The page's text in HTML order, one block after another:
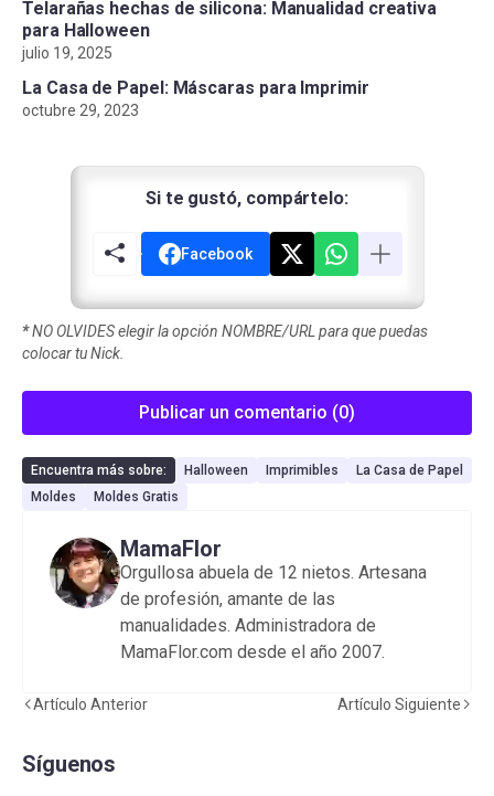
Telarañas hechas de silicona: Manualidad creativa
para Halloween
julio 19, 2025
La Casa de Papel: Máscaras para Imprimir
octubre 29, 2023
Si te gustó, compártelo:
Facebook
*NO OLVIDES elegir la opción NOMBRE/URL para que puedas
colocar tu Nick.
Publicar un comentario (0)
Encuentra más sobre: Halloween Imprimibles
La Casa de Papel
Moldes
Moldes Gratis
MamaFlor
Orgullosa abuela de 12 nietos. Artesana
de profesión, amante de las
manualidades. Administradora de
MamaFlor.com desde el año 2007.
Artículo Anterior Artículo Siguiente
Síguenos